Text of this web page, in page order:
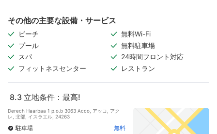
その他の主要な設備・サービス
ビーチ
無料Wi-Fi
プール
無料駐車場
スパ
24時間フロント対応
フィットネスセンター
レストラン
8.3 立地条件：最高!
Derech Haarbaa 1 p.o.b 3063 Acco, アッコ, アク
レ, 北部, イスラエル, 24263
駐車場
無料